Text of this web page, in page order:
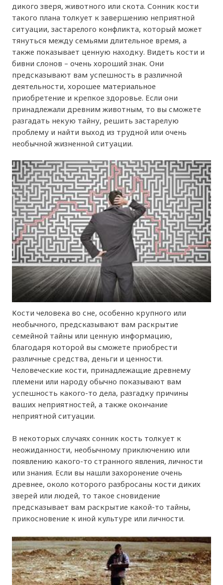
дикого зверя, животного или скота. Сонник кости
такого плана толкует к завершению неприятной
ситуации, застарелого конфликта, который может
тянуться между семьями длительное время, а
также показывает ценную находку. Видеть кости и
бивни слонов – очень хороший знак. Они
предсказывают вам успешность в различной
деятельности, хорошее материальное
приобретение и крепкое здоровье. Если они
принадлежали древним животным, то вы сможете
разгадать некую тайну, решить застарелую
проблему и найти выход из трудной или очень
необычной жизненной ситуации.
Кости человека во сне, особенно крупного или
необычного, предсказывают вам раскрытие
семейной тайны или ценную информацию,
благодаря которой вы сможете приобрести
различные средства, деньги и ценности.
Человеческие кости, принадлежащие древнему
племени или народу обычно показывают вам
успешность какого-то дела, разгадку причины
ваших неприятностей, а также окончание
неприятной ситуации.
В некоторых случаях сонник кость толкует к
неожиданности, необычному приключению или
появлению какого-то странного явления, личности
или знания. Если вы нашли захоронение очень
древнее, около которого разбросаны кости диких
зверей или людей, то такое сновидение
предсказывает вам раскрытие какой-то тайны,
прикосновение к иной культуре или личности.